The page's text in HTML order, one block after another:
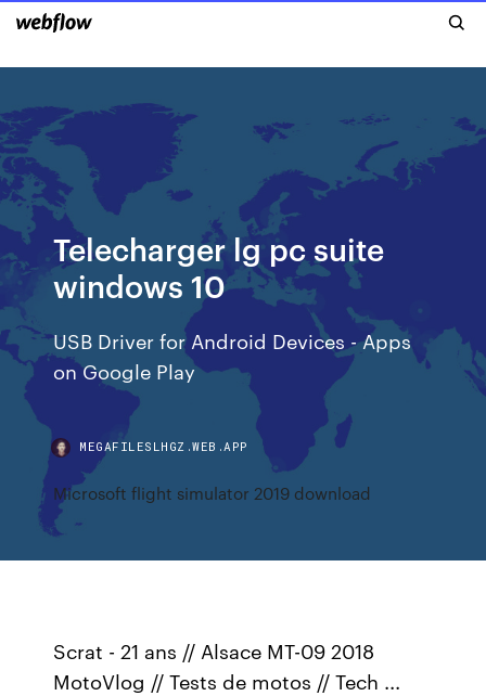
Telecharger lg pc suite
windows 10
USB Driver for Android Devices - Apps
on Google Play
MEGAFILESLHGZ.WEB.APP
Microsoft flight simulator 2019 download
Scrat - 21 ans // Alsace MT-09 2018
MotoVlog // Tests de motos // Tech ...